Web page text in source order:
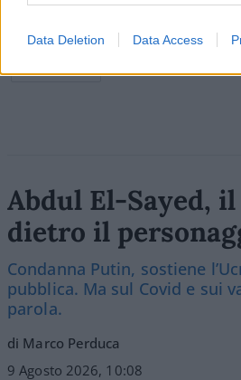
Data Deletion Data Access
Abdul El-Sayed,
dietro il
Condanna Putin, sostiene
pubblica. Ma sul Covid e sui
parola.
di Marco Perduca
9 Agosto 2026, 10:08